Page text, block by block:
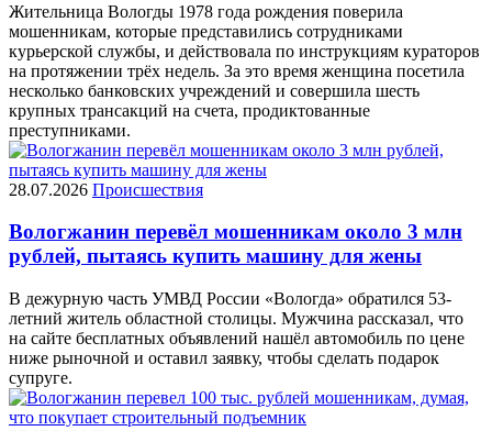
Жительница Вологды 1978 года рождения поверила
мошенникам, которые представились сотрудниками
курьерской службы, и действовала по инструкциям кураторов
на протяжении трёх недель. За это время женщина посетила
несколько банковских учреждений и совершила шесть
крупных трансакций на счета, продиктованные
преступниками.
28.07.2026 Происшествия
Вологжанин перевёл мошенникам около 3 млн
рублей, пытаясь купить машину для жены
В дежурную часть УМВД России «Вологда» обратился 53-
летний житель областной столицы. Мужчина рассказал, что
на сайте бесплатных объявлений нашёл автомобиль по цене
ниже рыночной и оставил заявку, чтобы сделать подарок
супруге.